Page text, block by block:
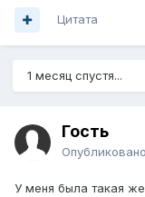
Цитата
1 месяц спустя...
Гость
Опубликовано
У меня была такая